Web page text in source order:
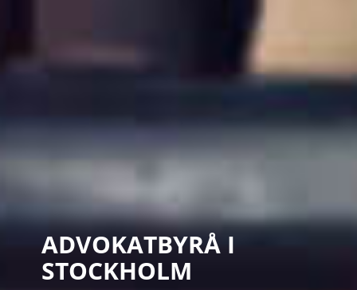
ADVOKATBYRÅ I
STOCKHOLM